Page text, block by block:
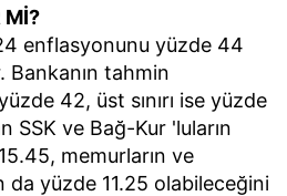
Mİ?
enflasyonunu yüzde 44
tahmin
yüzde 42, üst sınırı ise yüzde
SSK ve Bağ-Kur 'luların
memurların ve
da yüzde 11.25 olabileceğini